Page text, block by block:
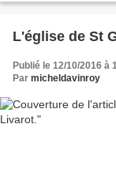
L'église de St
Publié le 12/10/2016 à
Par micheldavinroy